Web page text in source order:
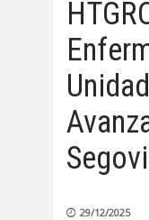
29/12/2025